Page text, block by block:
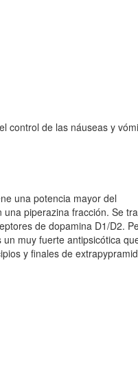
control de las náuseas y
una potencia mayor del
piperazina fracción. Se
de dopamina D1/D2.
muy fuerte antipsicótica
y finales de